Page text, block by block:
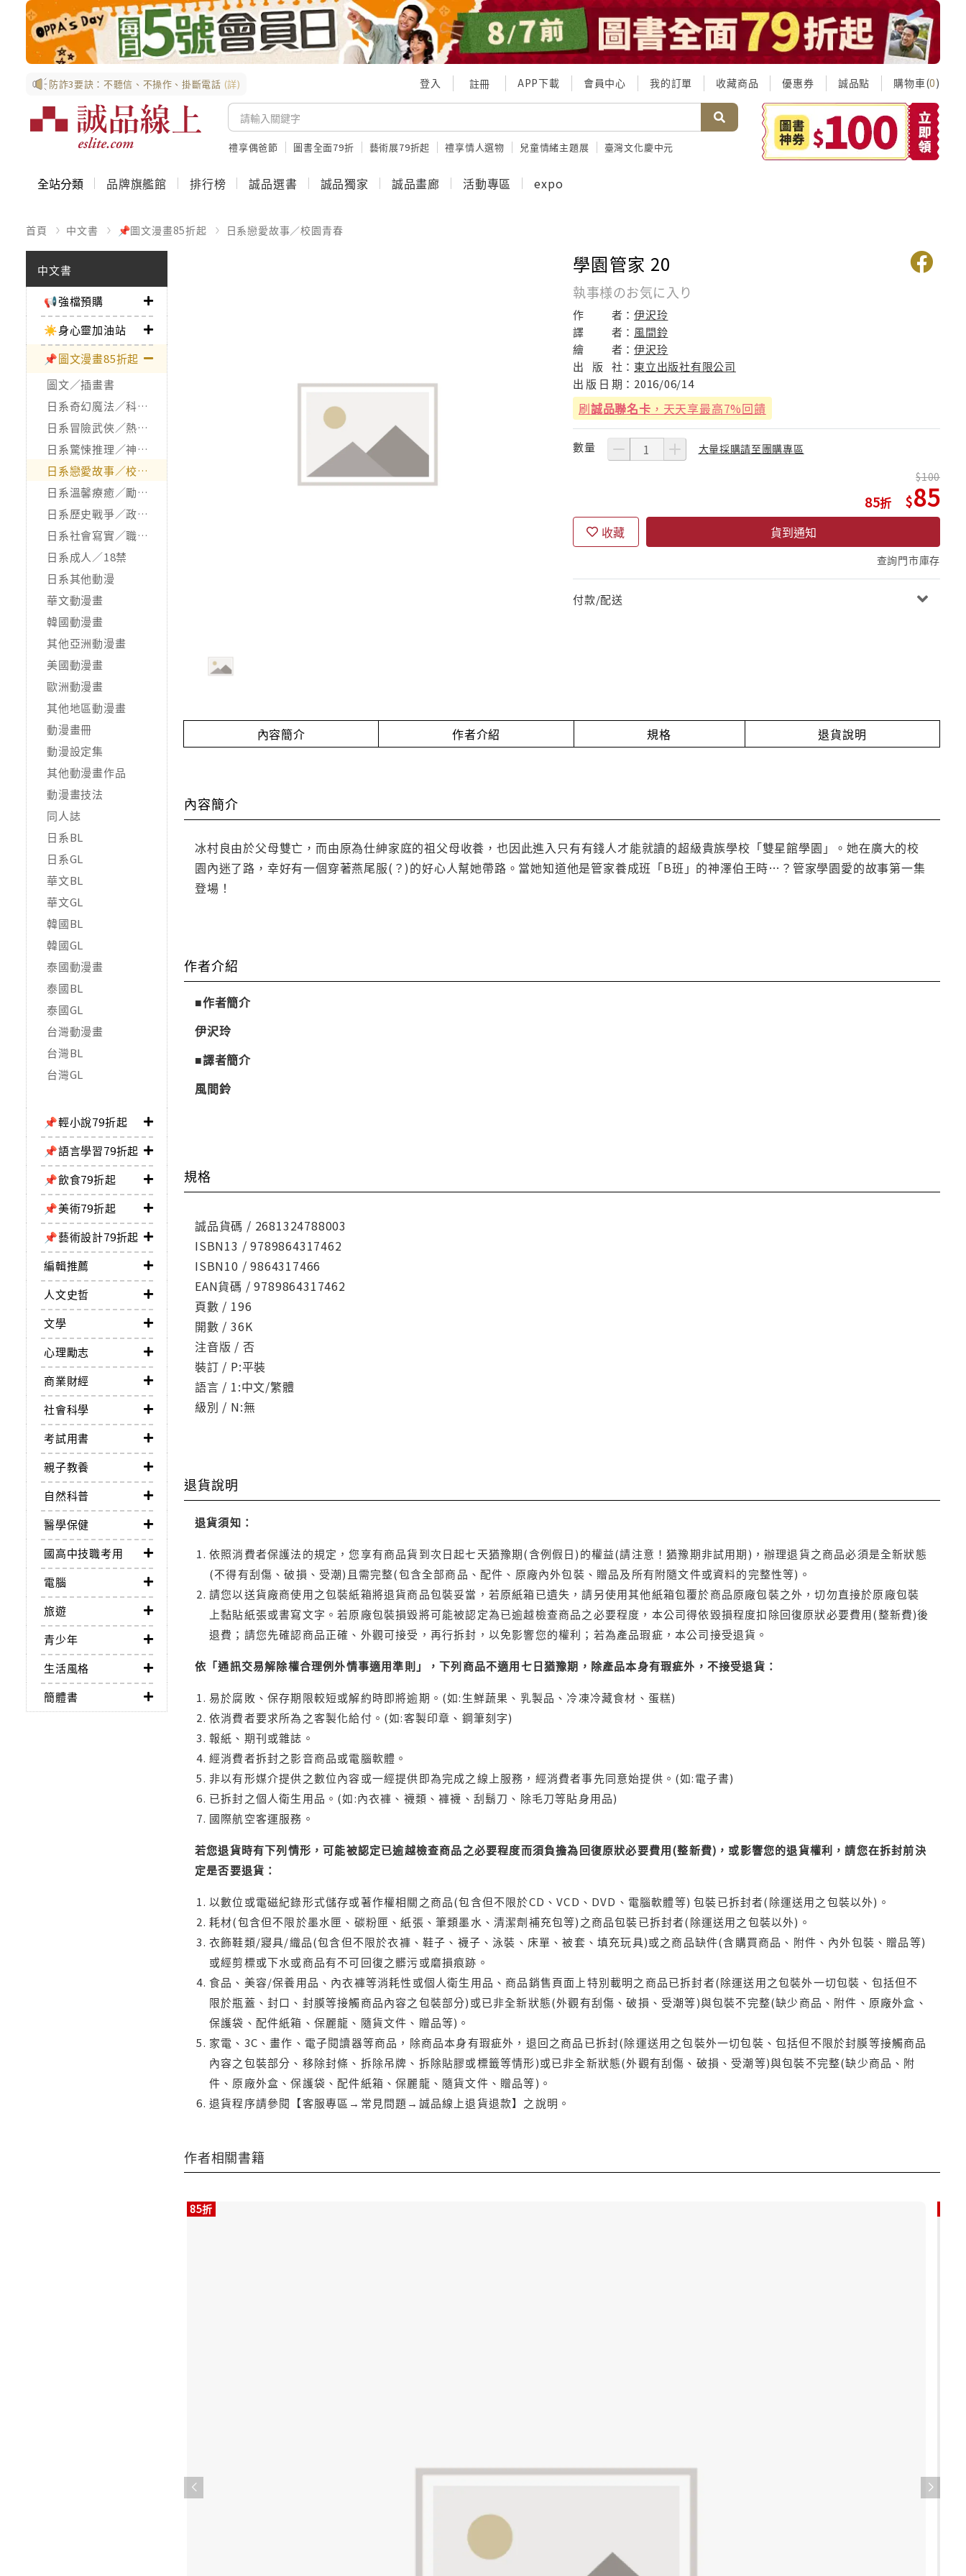
防詐3要訣：不聽信、不操作、掛斷電話 (詳) 登入 註冊 APP下載 會員中心 我的訂單 收藏商品 優惠券 誠品點 購物車(0)
禮享偶爸節 圖書全面79折 藝術展79折起 禮享情人選物 兒童情緒主題展 臺灣文化慶中元
全站分類 品牌旗艦館 排行榜 誠品選書 誠品獨家 誠品畫廊 活動專區 expo
首頁 中文書 📌圖文漫畫85折起 日系戀愛故事／校園青春
中文書
📢強檔預購
☀️身心靈加油站
📌圖文漫畫85折起
圖文／插畫書
日系奇幻魔法／科幻冒險
日系冒險武俠／熱血運動
日系驚悚推理／神怪靈異
日系戀愛故事／校園青春
日系溫馨療癒／勵志搞笑
日系歷史戰爭／政治宗教
日系社會寫實／職場職人
日系成人／18禁
日系其他動漫
華文動漫畫
韓國動漫畫
其他亞洲動漫畫
美國動漫畫
歐洲動漫畫
其他地區動漫畫
動漫畫冊
動漫設定集
其他動漫畫作品
動漫畫技法
同人誌
日系BL
日系GL
華文BL
華文GL
韓國BL
韓國GL
泰國動漫畫
泰國BL
泰國GL
台灣動漫畫
台灣BL
台灣GL
📌輕小說79折起
📌語言學習79折起
📌飲食79折起
📌美術79折起
📌藝術設計79折起
編輯推薦
人文史哲
文學
心理勵志
商業財經
社會科學
考試用書
親子教養
自然科普
醫學保健
國高中技職考用
電腦
旅遊
青少年
生活風格
簡體書
學園管家 20
執事様のお気に入り
作 者：伊沢玲
譯
者： 風間鈴
繪
者：伊沢玲
出
版 社： 東立出版社有限公司
出 版 日 期： 2016/06/14
刷誠品聯名卡 ，天天享最高7%回饋
數量 大量採購請至團購專區
85
100
85
收藏 貨到通知
查詢門市庫存
付款/配送
內容簡介 作者介紹 規格 退貨說明
內容簡介
冰村良由於父母雙亡，而由原為仕紳家庭的祖父母收養，也因此進入只有有錢人才能就讀的超級貴族學校「雙星館學園」。她在廣大的校
園內迷了路，幸好有一個穿著燕尾服(？)的好心人幫她帶路。當她知道他是管家養成班「B班」的神澤伯王時…？管家學園愛的故事第一集
登場！
作者介紹
■作者簡介
伊沢玲
■譯者簡介
風間鈴
規格
誠品貨碼 / 2681324788003
ISBN13 / 9789864317462
ISBN10 / 9864317466
EAN貨碼 / 9789864317462
頁數 / 196
開數 / 36K
注音版 / 否
裝訂 / P:平裝
語言 / 1:中文/繁體
級別 / N:無
退貨說明
退貨須知：
依照消費者保護法的規定，您享有商品貨到次日起七天猶豫期(含例假日)的權益(請注意！猶豫期非試用期)，辦理退貨之商品必須是全新狀態
(不得有刮傷、破損、受潮)且需完整(包含全部商品、配件、原廠內外包裝、贈品及所有附隨文件或資料的完整性等)。
請您以送貨廠商使用之包裝紙箱將退貨商品包裝妥當，若原紙箱已遺失，請另使用其他紙箱包覆於商品原廠包裝之外，切勿直接於原廠包裝
上黏貼紙張或書寫文字。若原廠包裝損毀將可能被認定為已逾越檢查商品之必要程度，本公司得依毀損程度扣除回復原狀必要費用(整新費)後
退費；請您先確認商品正確、外觀可接受，再行拆封，以免影響您的權利；若為產品瑕疵，本公司接受退貨。
依「通訊交易解除權合理例外情事適用準則」，下列商品不適用七日猶豫期，除產品本身有瑕疵外，不接受退貨：
易於腐敗、保存期限較短或解約時即將逾期。(如:生鮮蔬果、乳製品、冷凍冷藏食材、蛋糕)
依消費者要求所為之客製化給付。(如:客製印章、鋼筆刻字)
報紙、期刊或雜誌。
經消費者拆封之影音商品或電腦軟體。
非以有形媒介提供之數位內容或一經提供即為完成之線上服務，經消費者事先同意始提供。(如:電子書)
已拆封之個人衛生用品。(如:內衣褲、襪類、褲襪、刮鬍刀、除毛刀等貼身用品)
國際航空客運服務。
若您退貨時有下列情形，可能被認定已逾越檢查商品之必要程度而須負擔為回復原狀必要費用(整新費)，或影響您的退貨權利，請您在拆封前決
定是否要退貨：
以數位或電磁紀錄形式儲存或著作權相關之商品(包含但不限於CD、VCD、DVD、電腦軟體等) 包裝已拆封者(除運送用之包裝以外)。
耗材(包含但不限於墨水匣、碳粉匣、紙張、筆類墨水、清潔劑補充包等)之商品包裝已拆封者(除運送用之包裝以外)。
衣飾鞋類/寢具/織品(包含但不限於衣褲、鞋子、襪子、泳裝、床單、被套、填充玩具)或之商品缺件(含購買商品、附件、內外包裝、贈品等)
或經剪標或下水或商品有不可回復之髒污或磨損痕跡。
食品、美容/保養用品、內衣褲等消耗性或個人衛生用品、商品銷售頁面上特別載明之商品已拆封者(除運送用之包裝外一切包裝、包括但不
限於瓶蓋、封口、封膜等接觸商品內容之包裝部分)或已非全新狀態(外觀有刮傷、破損、受潮等)與包裝不完整(缺少商品、附件、原廠外盒、
保護袋、配件紙箱、保麗龍、隨貨文件、贈品等)。
家電、3C、畫作、電子閱讀器等商品，除商品本身有瑕疵外，退回之商品已拆封(除運送用之包裝外一切包裝、包括但不限於封膜等接觸商品
內容之包裝部分、移除封條、拆除吊牌、拆除貼膠或標籤等情形)或已非全新狀態(外觀有刮傷、破損、受潮等)與包裝不完整(缺少商品、附
件、原廠外盒、保護袋、配件紙箱、保麗龍、隨貨文件、贈品等)。
退貨程序請參閱【客服專區→常見問題→誠品線上退貨退款】之說明。
作者相關書籍
85折